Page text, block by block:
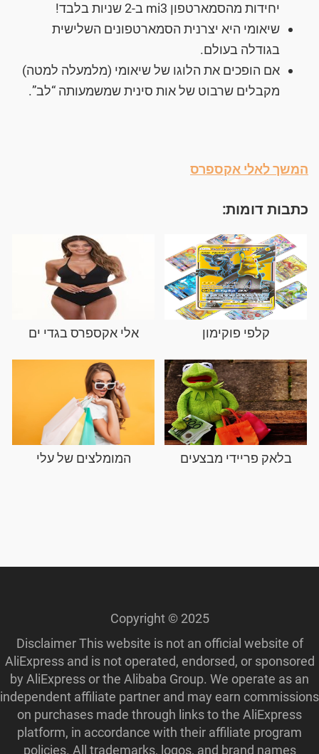
יחידות מהסמארטפון mi3 ב-2 שניות בלבד!
שיאומי היא יצרנית הסמארטפונים השלישית
בגודלה בעולם.
אם הופכים את הלוגו של שיאומי (מלמעלה למטה)
מקבלים שרבוט של אות סינית שמשמעותה “לב”.
המשך לאלי אקספרס
כתבות דומות:
קלפי פוקימון אלי אקספרס בגדי ים
בלאק פריידי מבצעים המומלצים של עלי
Copyright © 2025
Disclaimer This website is not an official website of
AliExpress and is not operated, endorsed, or sponsored
by AliExpress or the Alibaba Group. We operate as an
independent affiliate partner and may earn commissions
on purchases made through links to the AliExpress
platform, in accordance with their affiliate program
policies. All trademarks, logos, and brand names